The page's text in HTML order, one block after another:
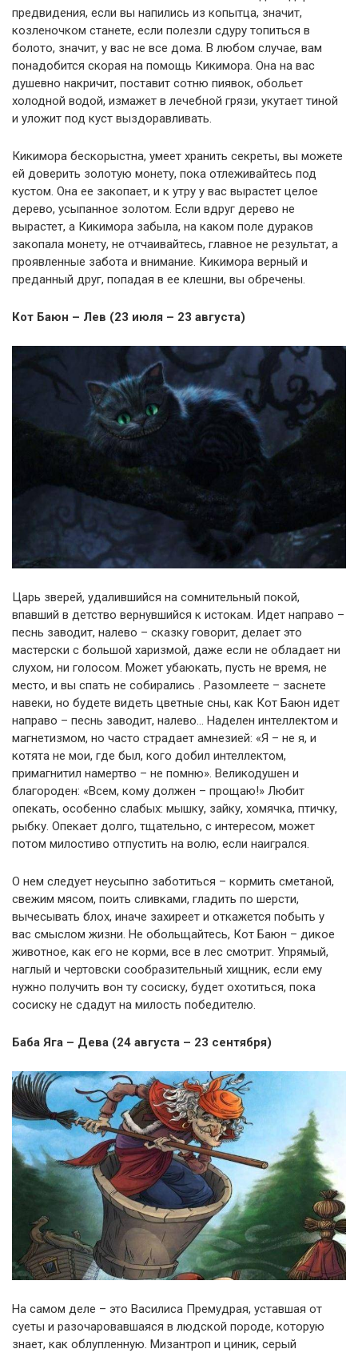
предвидения, если вы напились из копытца, значит,
козленочком станете, если полезли сдуру топиться в
болото, значит, у вас не все дома. В любом случае, вам
понадобится скорая на помощь Кикимора. Она на вас
душевно накричит, поставит сотню пиявок, обольет
холодной водой, измажет в лечебной грязи, укутает тиной
и уложит под куст выздоравливать.
Кикимора бескорыстна, умеет хранить секреты, вы можете
ей доверить золотую монету, пока отлеживайтесь под
кустом. Она ее закопает, и к утру у вас вырастет целое
дерево, усыпанное золотом. Если вдруг дерево не
вырастет, а Кикимора забыла, на каком поле дураков
закопала монету, не отчаивайтесь, главное не результат, а
проявленные забота и внимание. Кикимора верный и
преданный друг, попадая в ее клешни, вы обречены.
Кот Баюн – Лев (23 июля – 23 августа)
Царь зверей, удалившийся на сомнительный покой,
впавший в детство вернувшийся к истокам. Идет направо –
песнь заводит, налево – сказку говорит, делает это
мастерски с большой харизмой, даже если не обладает ни
слухом, ни голосом. Может убаюкать, пусть не время, не
место, и вы спать не собирались . Разомлеете – заснете
навеки, но будете видеть цветные сны, как Кот Баюн идет
направо – песнь заводит, налево… Наделен интеллектом и
магнетизмом, но часто страдает амнезией: «Я – не я, и
котята не мои, где был, кого добил интеллектом,
примагнитил намертво – не помню». Великодушен и
благороден: «Всем, кому должен – прощаю!» Любит
опекать, особенно слабых: мышку, зайку, хомячка, птичку,
рыбку. Опекает долго, тщательно, с интересом, может
потом милостиво отпустить на волю, если наигрался.
О нем следует неусыпно заботиться – кормить сметаной,
свежим мясом, поить сливками, гладить по шерсти,
вычесывать блох, иначе захиреет и откажется побыть у
вас смыслом жизни. Не обольщайтесь, Кот Баюн – дикое
животное, как его не корми, все в лес смотрит. Упрямый,
наглый и чертовски сообразительный хищник, если ему
нужно получить вон ту сосиску, будет охотиться, пока
сосиску не сдадут на милость победителю.
Баба Яга – Дева (24 августа – 23 сентября)
На самом деле – это Василиса Премудрая, уставшая от
суеты и разочаровавшаяся в людской породе, которую
знает, как облупленную. Мизантроп и циник, серый